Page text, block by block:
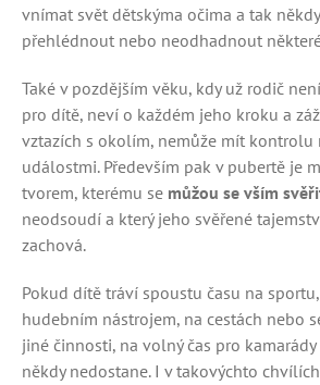
vnímat svět dětskýma očima a tak
přehlédnout nebo neodhadnout
Také v pozdějším věku, kdy už rodič
pro dítě, neví o každém jeho kroku a
vztazích s okolím, nemůže mít kontrolu
událostmi. Především pak v pubertě je
tvorem, kterému se můžou se vším
neodsoudí a který jeho svěřené
zachová.
Pokud dítě tráví spoustu času na
hudebním nástrojem, na cestách nebo
jiné činnosti, na volný čas pro
někdy nedostane. I v takovýchto